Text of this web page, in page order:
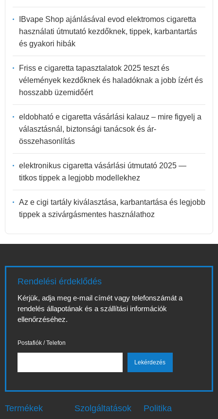
IBvape Shop ajánlásával evod elektromos cigaretta
használati útmutató kezdőknek, tippek, karbantartás
és gyakori hibák
Friss e cigaretta tapasztalatok 2025 teszt és
vélemények kezdőknek és haladóknak a jobb ízért és
hosszabb üzemidőért
eldobható e cigaretta vásárlási kalauz – mire figyelj a
választásnál, biztonsági tanácsok és ár-
összehasonlítás
elektronikus cigaretta vásárlási útmutató 2025 —
titkos tippek a legjobb modellekhez
Az e cigi tartály kiválasztása, karbantartása és legjobb
tippek a szivárgásmentes használathoz
Rendelési érdeklődés
Kérjük, adja meg e-mail címét vagy telefonszámát a
rendelés állapotának és a szállítási információk
ellenőrzéséhez.
Postafiók / Telefon
Termékek Szolgáltatások Politika